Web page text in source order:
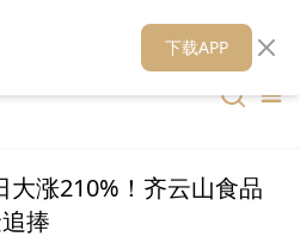
财华媒体矩阵 财华智库
大涨210%！齐云山食品
捧
下载APP